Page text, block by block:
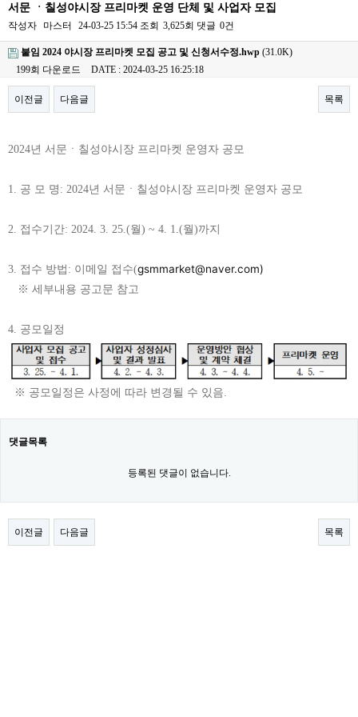
서문 ㆍ칠성야시장 프리마켓 운영 단체 및 사업자 모집
작성자 마스터 24-03-25 15:54 조회 3,625회 댓글 0건
붙임 2024 야시장 프리마켓 모집 공고 및 신청서수정.hwp (31.0K)
199회 다운로드
DATE : 2024-03-25 16:25:18
이전글 다음글 목록
2024년 서문ㆍ칠성야시장 프리마켓 운영자 공모
1. 공 모 명: 2024년 서문ㆍ칠성야시장 프리마켓 운영자 공모
2. 접수기간: 2024. 3. 25.(월) ~ 4. 1.(월)까지
3. 접수 방법: 이메일 접수(gsmmarket@naver.com)
※ 세부내용 공고문 참고
4. 공모일정
※ 공모일정은 사정에 따라 변경될 수 있음.
댓글목록
등록된 댓글이 없습니다.
이전글 다음글 목록